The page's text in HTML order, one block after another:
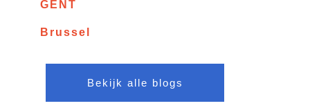
GENT
Brussel
Bekijk alle blogs